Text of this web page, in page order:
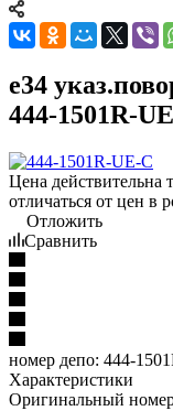
e34
444-1501R-
Цена действительна
отличаться от цен в
Отложить
Сравнить
номер депо: 444-
Характеристики
Оригинальный